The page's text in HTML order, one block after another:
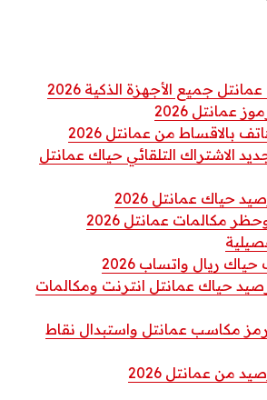
جميع الأجهزة الذكية 2026
عمانتل 2026
بالاقساط من عمانتل 2026
الاشتراك التلقائي حياك عمانتل
حياك عمانتل 2026
كيفية تحويل وحظر مكالمات عمانتل 2026
ريال واتساب 2026
حياك عمانتل انترنت ومكالمات
مكاسب عمانتل واستبدال نقاط
من عمانتل 2026